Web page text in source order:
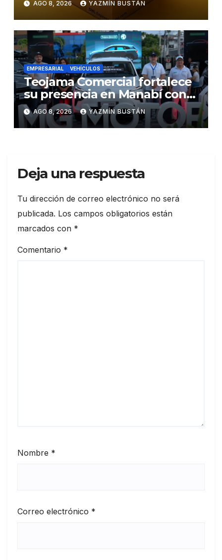
las exportaciones
AGO 8, 2026 YAZMÍN BUSTÁN
EMPRESARIAL VEHÍCULOS
Teojama Comercial fortalece
su presencia en Manabí con
una apuesta por la movilidad
híbrida y eléctrica durante
ExpoAuto del Pacífico 2026
AGO 8, 2026 YAZMÍN BUSTÁN
Deja una respuesta
Tu dirección de correo electrónico no será
publicada. Los campos obligatorios están
marcados con *
Comentario *
Nombre *
Correo electrónico *